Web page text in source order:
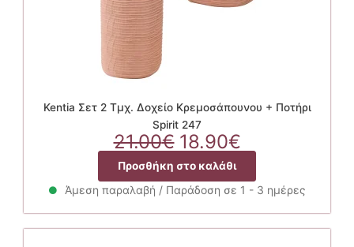
Kentia Σετ 2 Τμχ. Δοχείο Κρεμοσάπουνου + Ποτήρι
Spirit 247
21.00€ Original
price
was:
21.00€.
18.90€Η
τρέχουσα
τιμή
είναι:
18.90€.
Προσθήκη στο καλάθι
Άμεση παραλαβή / Παράδοση σε 1 - 3 ημέρες